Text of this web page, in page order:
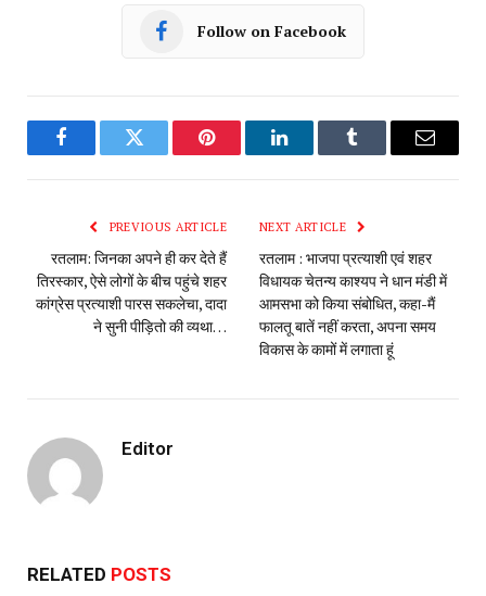
Follow on Facebook
FacebookTwitter Pinterest LinkedInTumblr Email
PREVIOUS ARTICLE
रतलाम: जिनका अपने ही कर देते हैं
तिरस्कार, ऐसे लोगों के बीच पहुंचे शहर
कांग्रेस प्रत्याशी पारस सकलेचा, दादा
ने सुनी पीड़ितो की व्यथा…
NEXT ARTICLE
रतलाम : भाजपा प्रत्याशी एवं शहर
विधायक चेतन्य काश्यप ने धान मंडी में
आमसभा को किया संबोधित, कहा-मैं
फालतू बातें नहीं करता, अपना समय
विकास के कामों में लगाता हूं
Editor
RELATED POSTS